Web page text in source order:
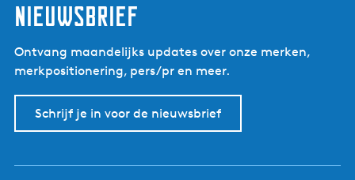
Nieuwsbrief
Ontvang maandelijks updates over onze merken,
merkpositionering, pers/pr en meer.
Schrijf je in voor de nieuwsbrief